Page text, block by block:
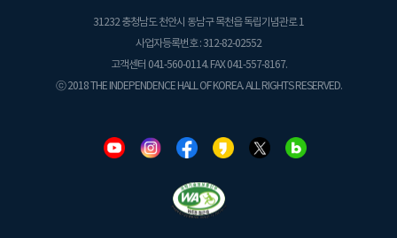
31232 충청남도 천안시 동남구 목천읍 독립기념관로 1
사업자등록번호 : 312-82-02552
고객센터 041-560-0114. FAX 041-557-8167.
ⓒ 2018 THE INDEPENDENCE HALL OF KOREA. ALL RIGHTS RESERVED.